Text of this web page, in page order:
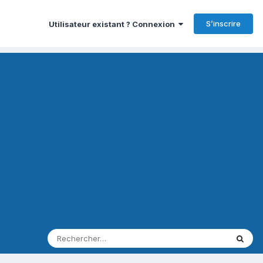
Utilisateur existant ? Connexion S’inscrire